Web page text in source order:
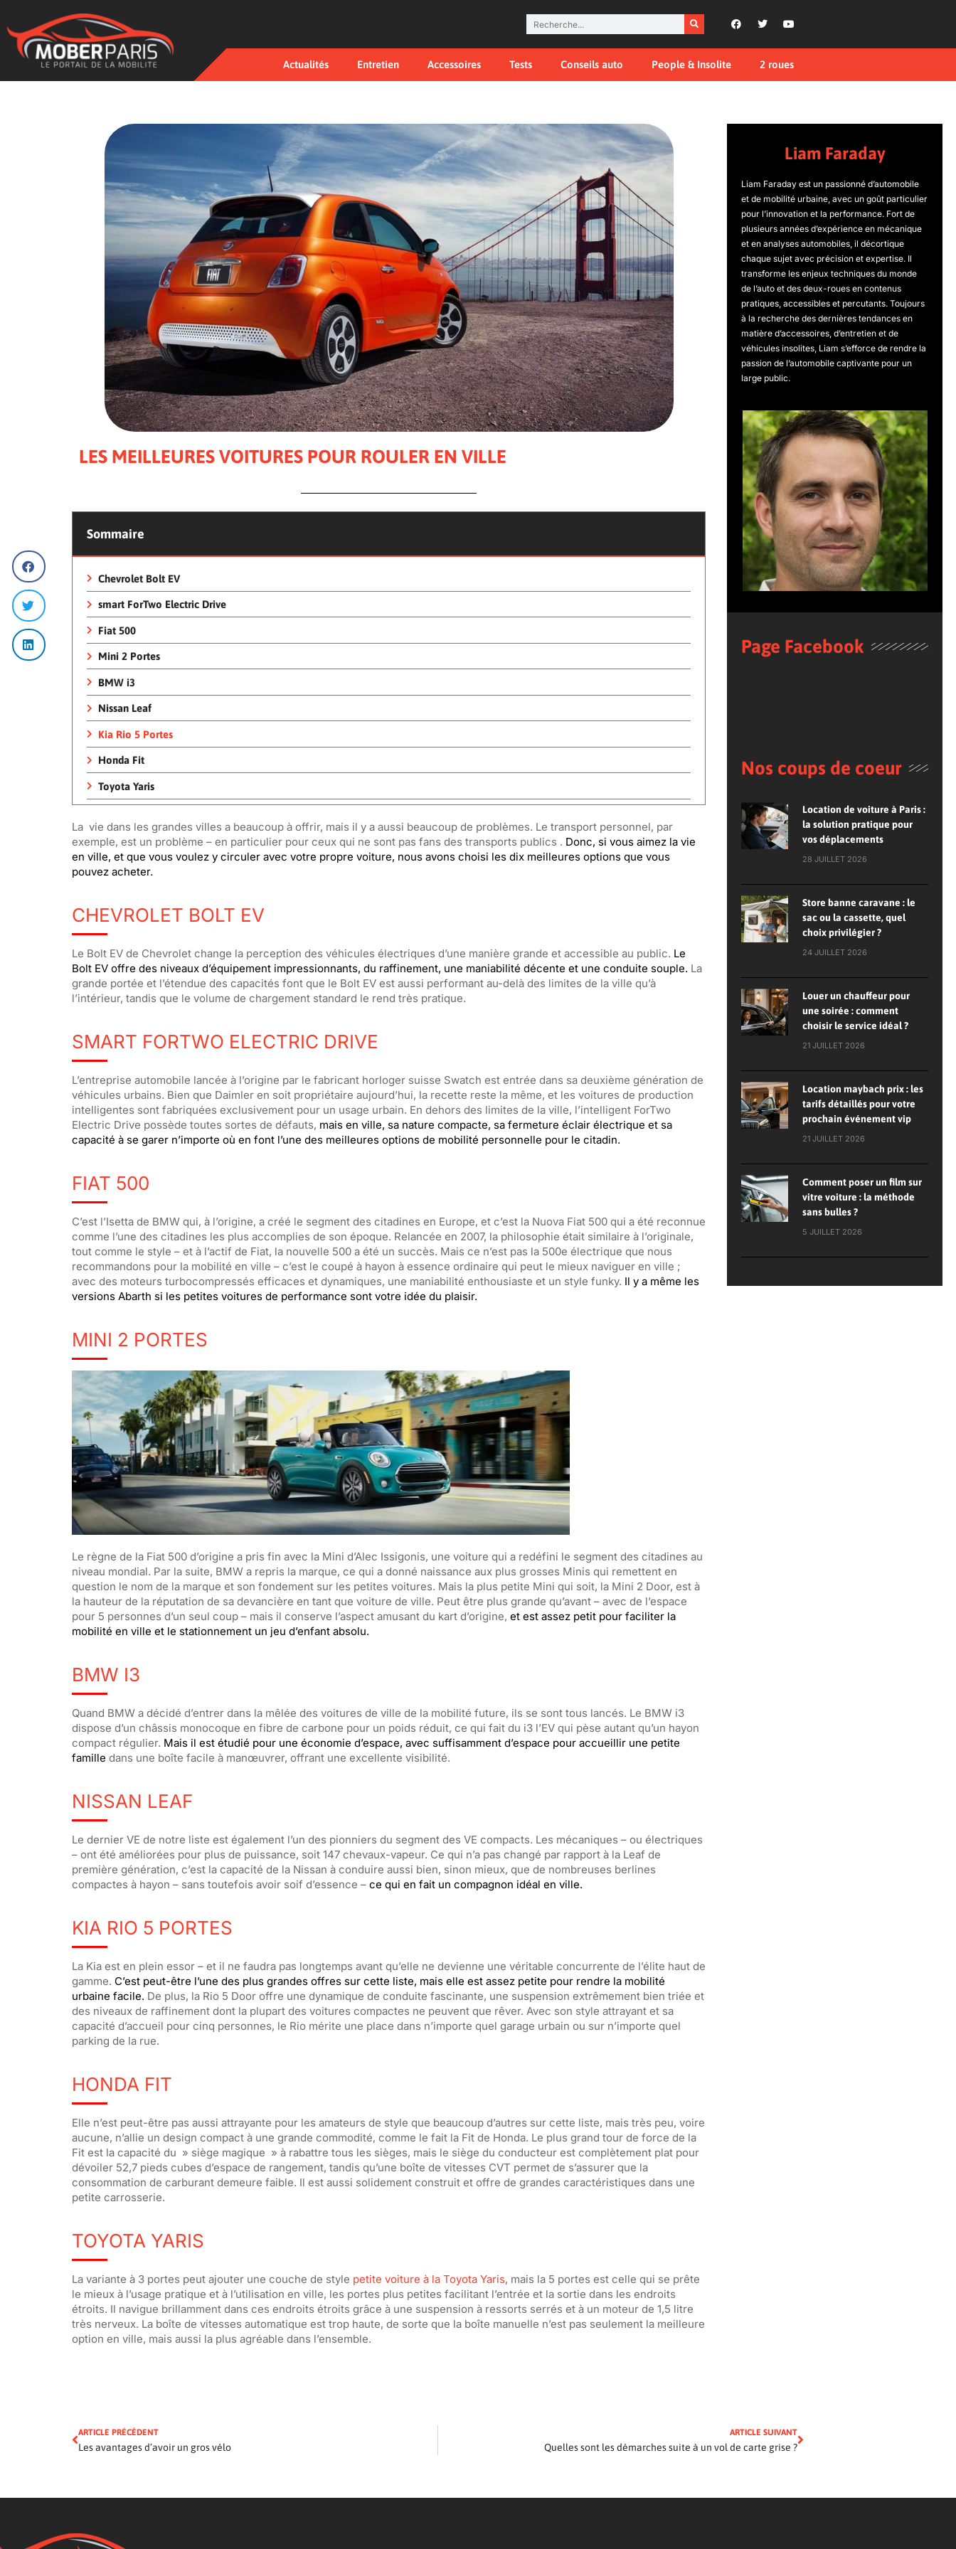
Actualités Entretien Accessoires Tests Conseils auto People & Insolite 2 roues
LES MEILLEURES VOITURES POUR ROULER EN VILLE
Sommaire
Chevrolet Bolt EV
smart ForTwo Electric Drive
Fiat 500
Mini 2 Portes
BMW i3
Nissan Leaf
Kia Rio 5 Portes
Honda Fit
Toyota Yaris
La vie dans les grandes villes a beaucoup à offrir, mais il y a aussi beaucoup de problèmes. Le transport personnel, par
exemple, est un problème – en particulier pour ceux qui ne sont pas fans des transports publics . Donc, si vous aimez la vie
en ville, et que vous voulez y circuler avec votre propre voiture, nous avons choisi les dix meilleures options que vous
pouvez acheter.
CHEVROLET BOLT EV
Le Bolt EV de Chevrolet change la perception des véhicules électriques d’une manière grande et accessible au public. Le
Bolt EV offre des niveaux d’équipement impressionnants, du raffinement, une maniabilité décente et une conduite souple. La
grande portée et l’étendue des capacités font que le Bolt EV est aussi performant au-delà des limites de la ville qu’à
l’intérieur, tandis que le volume de chargement standard le rend très pratique.
SMART FORTWO ELECTRIC DRIVE
L’entreprise automobile lancée à l’origine par le fabricant horloger suisse Swatch est entrée dans sa deuxième génération de
véhicules urbains. Bien que Daimler en soit propriétaire aujourd’hui, la recette reste la même, et les voitures de production
intelligentes sont fabriquées exclusivement pour un usage urbain. En dehors des limites de la ville, l’intelligent ForTwo
Electric Drive possède toutes sortes de défauts, mais en ville, sa nature compacte, sa fermeture éclair électrique et sa
capacité à se garer n’importe où en font l’une des meilleures options de mobilité personnelle pour le citadin.
FIAT 500
C’est l’Isetta de BMW qui, à l’origine, a créé le segment des citadines en Europe, et c’est la Nuova Fiat 500 qui a été reconnue
comme l’une des citadines les plus accomplies de son époque. Relancée en 2007, la philosophie était similaire à l’originale,
tout comme le style – et à l’actif de Fiat, la nouvelle 500 a été un succès. Mais ce n’est pas la 500e électrique que nous
recommandons pour la mobilité en ville – c’est le coupé à hayon à essence ordinaire qui peut le mieux naviguer en ville ;
avec des moteurs turbocompressés efficaces et dynamiques, une maniabilité enthousiaste et un style funky. Il y a même les
versions Abarth si les petites voitures de performance sont votre idée du plaisir.
MINI 2 PORTES
Le règne de la Fiat 500 d’origine a pris fin avec la Mini d’Alec Issigonis, une voiture qui a redéfini le segment des citadines au
niveau mondial. Par la suite, BMW a repris la marque, ce qui a donné naissance aux plus grosses Minis qui remettent en
question le nom de la marque et son fondement sur les petites voitures. Mais la plus petite Mini qui soit, la Mini 2 Door, est à
la hauteur de la réputation de sa devancière en tant que voiture de ville. Peut être plus grande qu’avant – avec de l’espace
pour 5 personnes d’un seul coup – mais il conserve l’aspect amusant du kart d’origine, et est assez petit pour faciliter la
mobilité en ville et le stationnement un jeu d’enfant absolu.
BMW I3
Quand BMW a décidé d’entrer dans la mêlée des voitures de ville de la mobilité future, ils se sont tous lancés. Le BMW i3
dispose d’un châssis monocoque en fibre de carbone pour un poids réduit, ce qui fait du i3 l’EV qui pèse autant qu’un hayon
compact régulier. Mais il est étudié pour une économie d’espace, avec suffisamment d’espace pour accueillir une petite
famille dans une boîte facile à manœuvrer, offrant une excellente visibilité.
NISSAN LEAF
Le dernier VE de notre liste est également l’un des pionniers du segment des VE compacts. Les mécaniques – ou électriques
– ont été améliorées pour plus de puissance, soit 147 chevaux-vapeur. Ce qui n’a pas changé par rapport à la Leaf de
première génération, c’est la capacité de la Nissan à conduire aussi bien, sinon mieux, que de nombreuses berlines
compactes à hayon – sans toutefois avoir soif d’essence – ce qui en fait un compagnon idéal en ville.
KIA RIO 5 PORTES
La Kia est en plein essor – et il ne faudra pas longtemps avant qu’elle ne devienne une véritable concurrente de l’élite haut de
gamme. C’est peut-être l’une des plus grandes offres sur cette liste, mais elle est assez petite pour rendre la mobilité
urbaine facile. De plus, la Rio 5 Door offre une dynamique de conduite fascinante, une suspension extrêmement bien triée et
des niveaux de raffinement dont la plupart des voitures compactes ne peuvent que rêver. Avec son style attrayant et sa
capacité d’accueil pour cinq personnes, le Rio mérite une place dans n’importe quel garage urbain ou sur n’importe quel
parking de la rue.
HONDA FIT
Elle n’est peut-être pas aussi attrayante pour les amateurs de style que beaucoup d’autres sur cette liste, mais très peu, voire
aucune, n’allie un design compact à une grande commodité, comme le fait la Fit de Honda. Le plus grand tour de force de la
Fit est la capacité du » siège magique » à rabattre tous les sièges, mais le siège du conducteur est complètement plat pour
dévoiler 52,7 pieds cubes d’espace de rangement, tandis qu’une boîte de vitesses CVT permet de s’assurer que la
consommation de carburant demeure faible. Il est aussi solidement construit et offre de grandes caractéristiques dans une
petite carrosserie.
TOYOTA YARIS
La variante à 3 portes peut ajouter une couche de style petite voiture à la Toyota Yaris, mais la 5 portes est celle qui se prête
le mieux à l’usage pratique et à l’utilisation en ville, les portes plus petites facilitant l’entrée et la sortie dans les endroits
étroits. Il navigue brillamment dans ces endroits étroits grâce à une suspension à ressorts serrés et à un moteur de 1,5 litre
très nerveux. La boîte de vitesses automatique est trop haute, de sorte que la boîte manuelle n’est pas seulement la meilleure
option en ville, mais aussi la plus agréable dans l’ensemble.
Liam Faraday
Liam Faraday est un passionné d’automobile
et de mobilité urbaine, avec un goût particulier
pour l’innovation et la performance. Fort de
plusieurs années d’expérience en mécanique
et en analyses automobiles, il décortique
chaque sujet avec précision et expertise. Il
transforme les enjeux techniques du monde
de l’auto et des deux-roues en contenus
pratiques, accessibles et percutants. Toujours
à la recherche des dernières tendances en
matière d’accessoires, d’entretien et de
véhicules insolites, Liam s’efforce de rendre la
passion de l’automobile captivante pour un
large public.
Page Facebook
Nos coups de coeur
Location de voiture à Paris :
la solution pratique pour
vos déplacements
28 JUILLET 2026
Store banne caravane : le
sac ou la cassette, quel
choix privilégier ?
24 JUILLET 2026
Louer un chauffeur pour
une soirée : comment
choisir le service idéal ?
21 JUILLET 2026
Location maybach prix : les
tarifs détaillés pour votre
prochain événement vip
21 JUILLET 2026
Comment poser un film sur
vitre voiture : la méthode
sans bulles ?
5 JUILLET 2026
ARTICLE PRÉCÉDENT
Les avantages d’avoir un gros vélo
ARTICLE SUIVANT
Quelles sont les démarches suite à un vol de carte grise ?